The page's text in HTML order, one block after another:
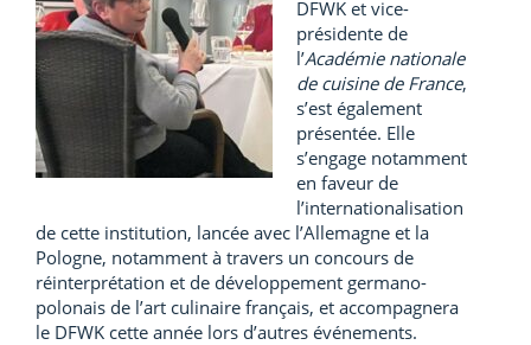
DFWK et vice-
présidente de
l’Académie nationale
de cuisine de France,
s’est également
présentée. Elle
s’engage notamment
en faveur de
l’internationalisation
de cette institution, lancée avec l’Allemagne et la
Pologne, notamment à travers un concours de
réinterprétation et de développement germano-
polonais de l’art culinaire français, et accompagnera
le DFWK cette année lors d’autres événements.